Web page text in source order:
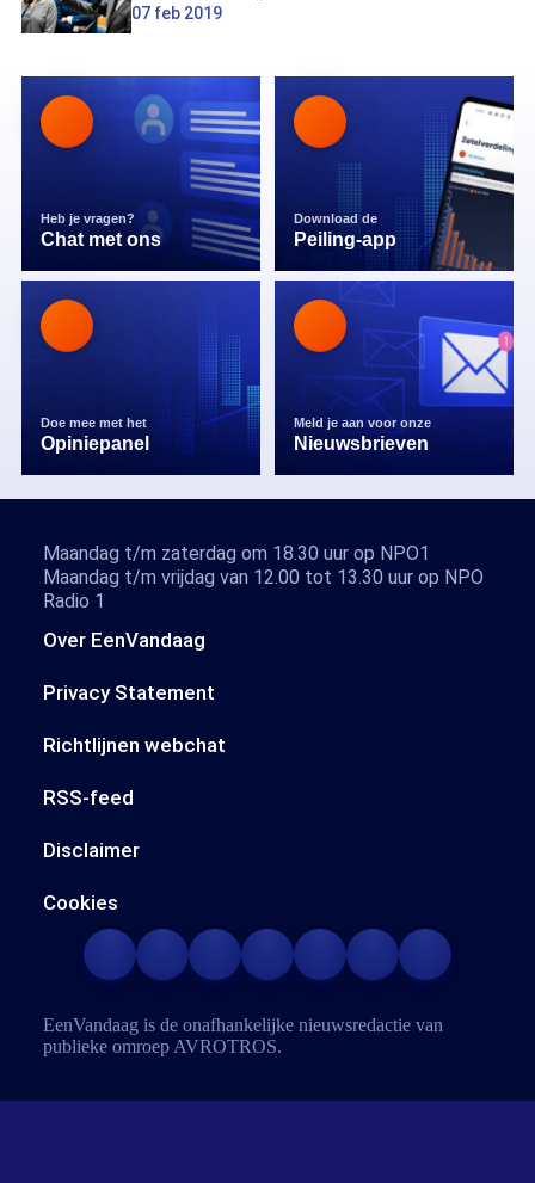
07 feb 2019
Heb je vragen?
Chat met ons
Download de
Peiling-app
Doe mee met het
Opiniepanel
Meld je aan voor onze
Nieuwsbrieven
Over EenVandaag
Privacy Statement
Richtlijnen webchat
RSS-feed
Disclaimer
Cookies
Maandag t/m zaterdag om 18.30 uur op NPO1
Maandag t/m vrijdag van 12.00 tot 13.30 uur op NPO
Radio 1
EenVandaag is de onafhankelijke nieuwsredactie van
publieke omroep AVROTROS.